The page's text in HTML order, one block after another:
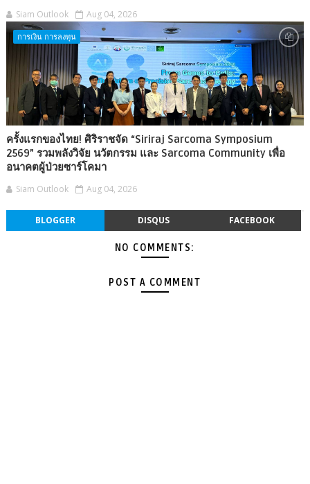
Siam Outlook Aug 04, 2026
การเงิน การลงทุน
ครั้งแรกของไทย! ศิริราชจัด “Siriraj Sarcoma Symposium
2569” รวมพลังวิจัย นวัตกรรม และ Sarcoma Community เพื่อ
อนาคตผู้ป่วยซาร์โคมา
Siam Outlook Aug 04, 2026
BLOGGER DISQUS FACEBOOK
NO COMMENTS:
POST A COMMENT